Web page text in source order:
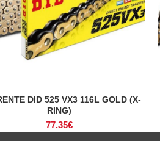
ADICIONAR
DID 525 VX3 116L GOLD (X-
RING)
77.35€